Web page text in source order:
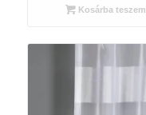
Kosárba teszem